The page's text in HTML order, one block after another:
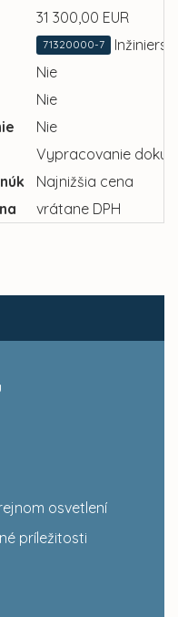
osvetlení
príležitosti
31 300,00 EUR
71320000-7
Nie
Nie
Nie
Vypracovanie
Najnižšia cena
vrátane DPH